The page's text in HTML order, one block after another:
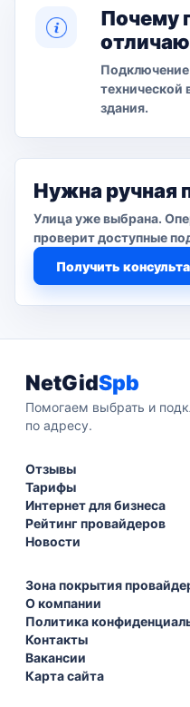
Почему
Подключение
технической
здания.
Нужна ручная
Улица уже выбрана.
проверит доступные
Получить
NetGidSpb
Помогаем выбрать и
по адресу.
Отзывы
Тарифы
Интернет для бизнеса
Рейтинг провайдеров
Новости
Зона покрытия
О компании
Политика
Контакты
Вакансии
Карта сайта